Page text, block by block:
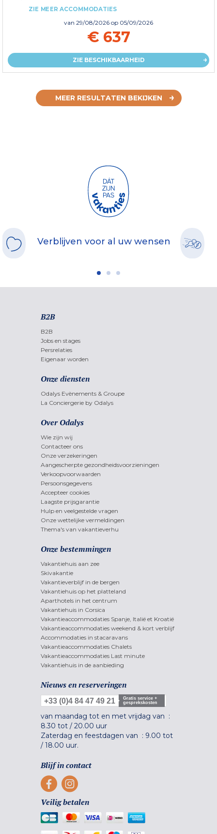
ZIE MEER ACCOMMODATIES
van 29/08/2026 op 05/09/2026
€ 637
ZIE BESCHIKBAARHEID
MEER RESULTATEN BEKIJKEN
Verblijven voor al uw wensen
B2B
B2B
Jobs en stages
Persrelaties
Eigenaar worden
Onze diensten
Odalys Evènements & Groupe
La Conciergerie by Odalys
Over Odalys
Wie zijn wij
Contacteer ons
Onze verzekeringen
Aangescherpte gezondheidsvoorzieningen
Verkoopvoorwaarden
Persoonsgegevens
Accepteer cookies
Laagste prijsgarantie
Hulp en veelgestelde vragen
Onze wettelijke vermeldingen
Thema's van vakantieverhu
Onze bestemmingen
Vakantiehuis aan zee
Skivakantie
Vakantieverblijf in de bergen
Vakantiehuis op het platteland
Aparthotels in het centrum
Vakantiehuis in Corsica
Vakantieaccommodaties Spanje, Italië et Kroatië
Vakantieaccommodaties weekend & kort verblijf
Accommodaties in stacaravans
Vakantieaccommodaties Chalets
Vakantieaccommodaties Last minute
Vakantiehuis in de aanbieding
Nieuws en reserveringen
+33 (0)4 84 47 49 21
Gratis service +
gesprekskosten
van maandag tot en met vrijdag van :
8.30 tot / 20.00 uur
Zaterdag en feestdagen van : 9.00 tot
/ 18.00 uur.
Blijf in contact
Veilig betalen